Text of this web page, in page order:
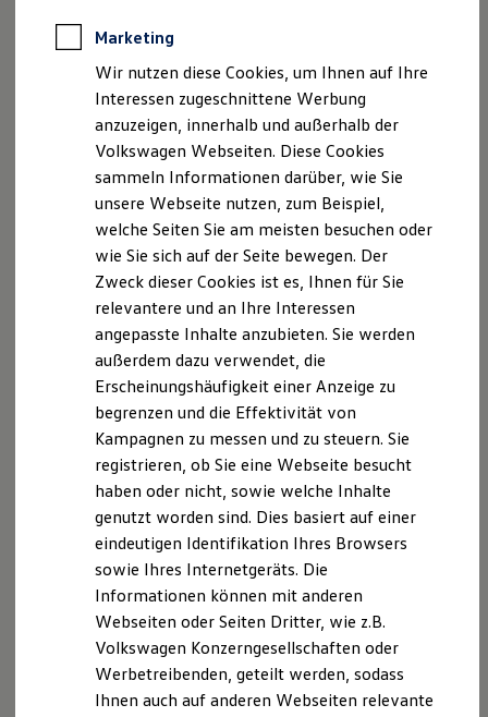
Software, Konnektivität & Apps
California App
VW Connect für Ihren ID. Buzz
VW Connect für Ihren Transporter/Caravelle
VW Connect für Ihren Amarok
VW Connect für andere Modelle
Connect Pro
Fleet Interface Data
Multistop Pathfinder
Übersicht Software Updates
Hilfreiches für Besitzer
Fahrerassistenz- und Sicherheitssysteme
Kontrollleuchten
Kurzfahrprofile und Ölverdünnung
XTL-Dieselkraftstoff
Ersatzteile und Betriebsflüssigkeiten
Original Zubehör und Lifestyle Produkte
myVolkswagen
myVolkswagen Business
Elektrisch & Autonom
Elektro - & Hybridfahrzeuge
Unser Ansatz
Klimafreundlicher Strom
Reichweite & Ladelösungen
Reichweitensimulator
Ladezeitensimulator
Ladelösungen für Privatkunden
Ladelösungen für Gewerbekunden
Wallbox und Ladekabel
Förderung & Kosten der Elektrofahrzeuge
Fördermöglichkeiten für Privatkunden
Fördermöglichkeiten für Gewerbekunden
Verbraucherstreitbeilegungsgesetz (VSBG):
„Wir sind zur Teilnahme an einem
Streitbeilegungsverfahren vor einer
Verbraucherschlichtungsstelle weder bereit noch dazu
verpflichtet.“
Datenschutzerklärung
Datenschutzerklärung
A. Verantwortlicher
Wir freuen uns, dass Sie unsere Webseite der Löhmer
GmbH & Co. KG, Römershager Str. 2, 97769 Bad
Brückenau,
info@autohaus-loehmer.de
besuchen. Die
Löhmer GmbH & Co. KG ist Verantwortlicher i.S.d.
DSGVO (Datenschutzverordnung).
Im Folgenden informieren wir Sie über die
Verarbeitung Ihrer personenbezogenen Daten durch
uns im Zusammenhang mit Ihrem Besuch unserer
Webseite.
B. Verarbeitung Ihrer personenbezogenen Daten
Marketing
Wir nutzen diese Cookies, um Ihnen auf Ihre
Interessen zugeschnittene Werbung
anzuzeigen, innerhalb und außerhalb der
Volkswagen Webseiten. Diese Cookies
sammeln Informationen darüber, wie Sie
unsere Webseite nutzen, zum Beispiel,
welche Seiten Sie am meisten besuchen oder
wie Sie sich auf der Seite bewegen. Der
Zweck dieser Cookies ist es, Ihnen für Sie
relevantere und an Ihre Interessen
angepasste Inhalte anzubieten. Sie werden
außerdem dazu verwendet, die
Erscheinungshäufigkeit einer Anzeige zu
begrenzen und die Effektivität von
Kampagnen zu messen und zu steuern. Sie
registrieren, ob Sie eine Webseite besucht
haben oder nicht, sowie welche Inhalte
genutzt worden sind. Dies basiert auf einer
eindeutigen Identifikation Ihres Browsers
sowie Ihres Internetgeräts. Die
Informationen können mit anderen
Webseiten oder Seiten Dritter, wie z.B.
Volkswagen Konzerngesellschaften oder
Werbetreibenden, geteilt werden, sodass
Ihnen auch auf anderen Webseiten relevante